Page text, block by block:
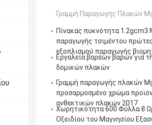
Γραμμή Παραγωγής Πλακών
Πίνακας πυκνότητα 1.2gcm3
παραγωγής τσιμέντου
εξοπλισμού παραγωγής
Εργαλεία βαρέων βαρών για
δομικών πλακών
Γραμμή παραγωγής πλακών
προσαρμοσμένο χρώμα
ανθεκτικών πλακών 2017
Χωρητικότητα 600 Φύλλα 8
Οξειδίου του Μαγνησίου